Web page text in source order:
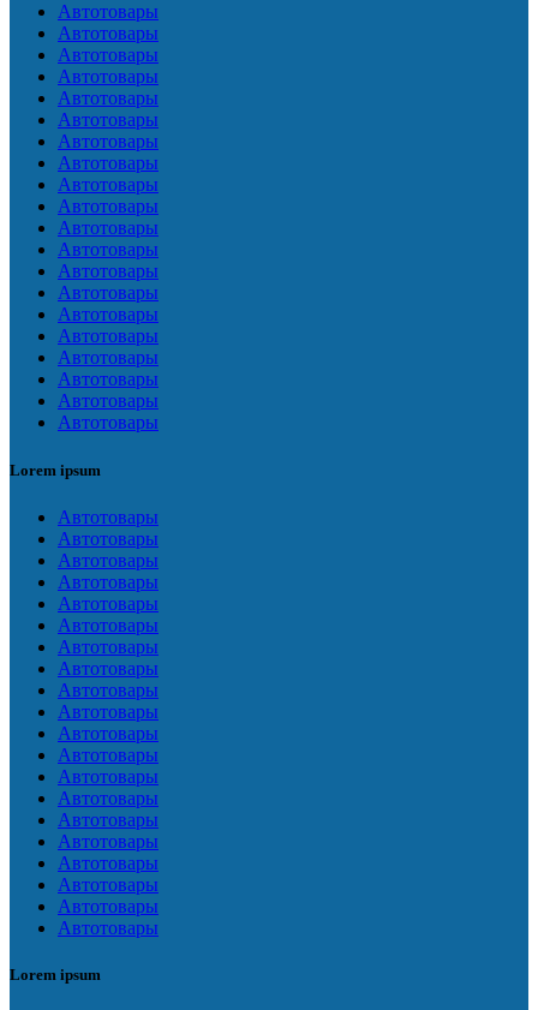
Автотовары
Автотовары
Автотовары
Автотовары
Автотовары
Автотовары
Автотовары
Автотовары
Автотовары
Автотовары
Автотовары
Автотовары
Автотовары
Автотовары
Автотовары
Автотовары
Автотовары
Автотовары
Автотовары
Автотовары
Lorem ipsum
Автотовары
Автотовары
Автотовары
Автотовары
Автотовары
Автотовары
Автотовары
Автотовары
Автотовары
Автотовары
Автотовары
Автотовары
Автотовары
Автотовары
Автотовары
Автотовары
Автотовары
Автотовары
Автотовары
Автотовары
Lorem ipsum